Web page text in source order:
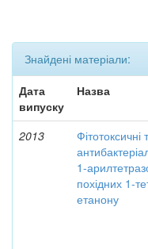
Знайдені матеріали:
Дата
випуску
Назва
2013
Фітотоксичні
1-
похідних 1-
етанону